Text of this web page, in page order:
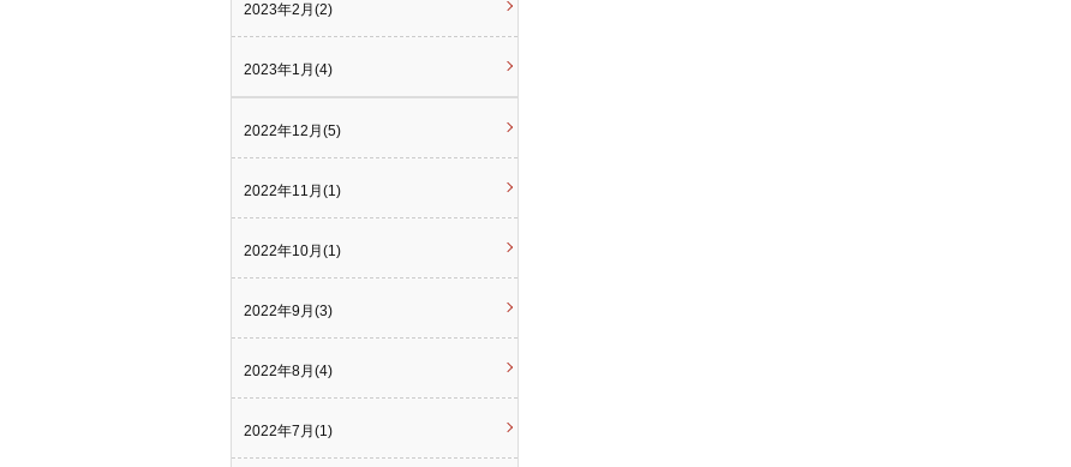
2023年2月(2)
2023年1月(4)
2022年12月(5)
2022年11月(1)
2022年10月(1)
2022年9月(3)
2022年8月(4)
2022年7月(1)